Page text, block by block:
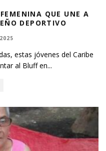
QUE UNE A
DEPORTIVO
estas jóvenes del Caribe
al Bluff en...